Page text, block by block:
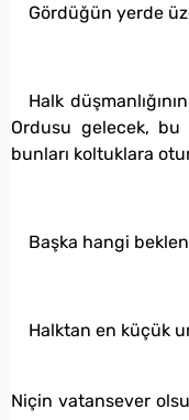
Gördüğün yerde
Halk
Ordusu gelecek, bu
bunları koltuklara
Başka hangi
Halktan en küçük
Niçin vatansever